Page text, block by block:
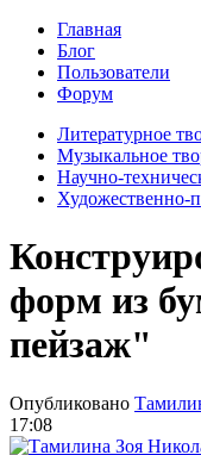
Главная
Блог
Пользователи
Форум
Литературное
Музыкальное
Научно-
Художественно-
форм из
пейзаж"
Опубликовано
17:08